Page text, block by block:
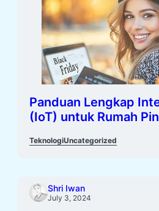
Panduan Lengkap
(IoT) untuk Rumah
TeknologiUncategorized
Shri Iwan
July 3, 2024